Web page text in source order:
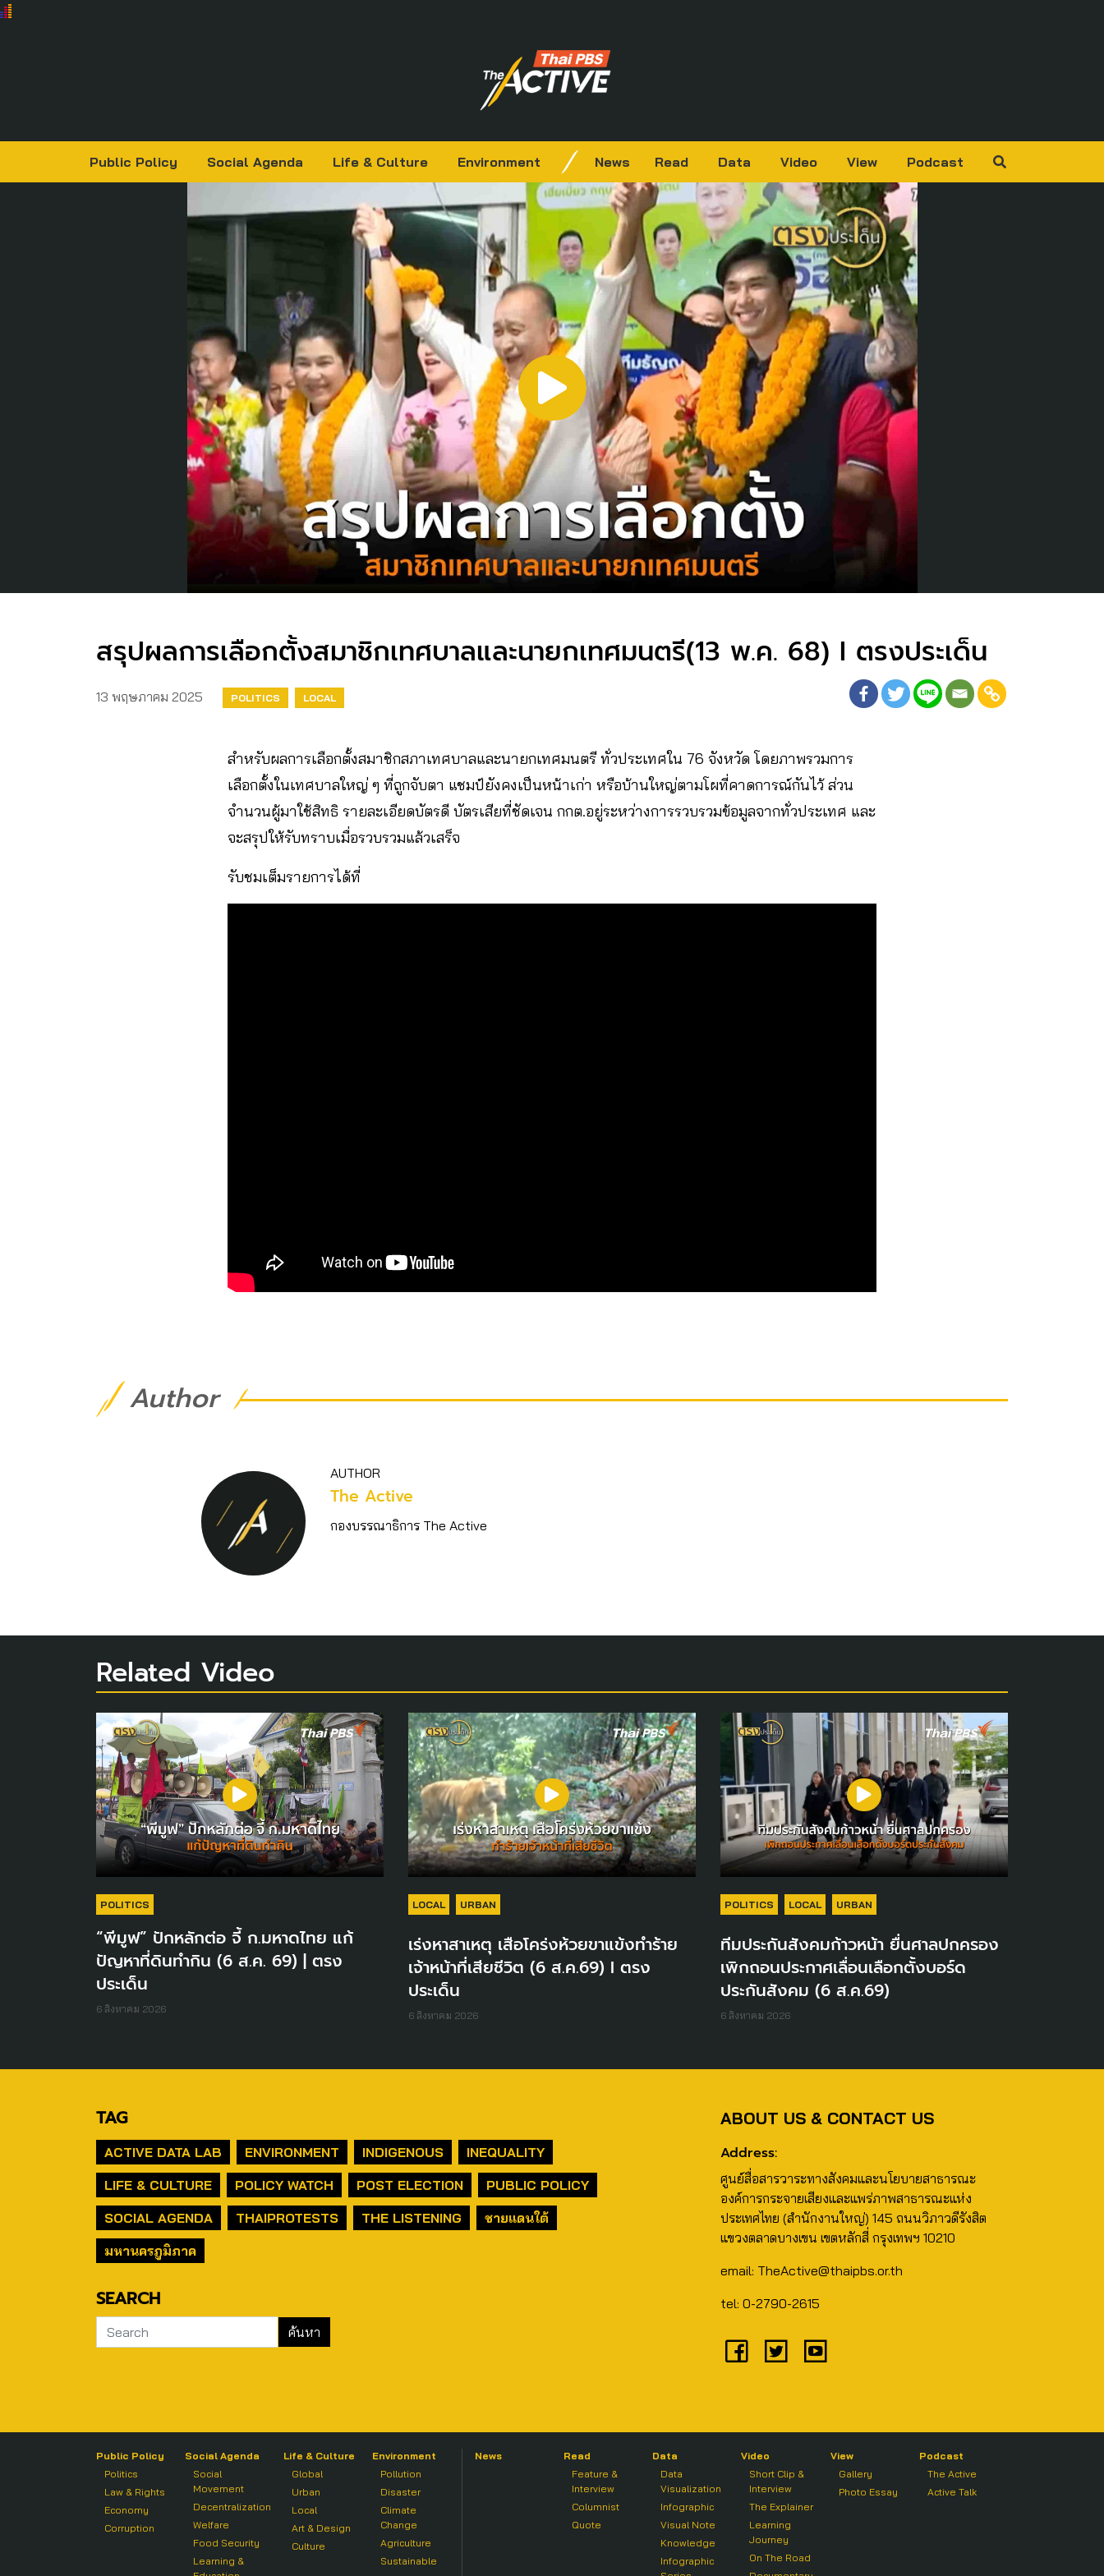
Public Policy Social Agenda Life & Culture Environment News Read Data Video View Podcast
สรุปผลการเลือกตั้งสมาชิกเทศบาลและนายกเทศมนตรี(13 พ.ค. 68) I ตรงประเด็น
13 พฤษภาคม 2025 POLITICS LOCAL
สำหรับผลการเลือกตั้งสมาชิกสภาเทศบาลและนายกเทศมนตรี ทั่วประเทศใน 76 จังหวัด โดยภาพรวมการ
เลือกตั้งในเทศบาลใหญ่ ๆ ที่ถูกจับตา แชมป์ยังคงเป็นหน้าเก่า หรือบ้านใหญ่ตามโผที่คาดการณ์กันไว้ ส่วน
จำนวนผู้มาใช้สิทธิ รายละเอียดบัตรดี บัตรเสียที่ชัดเจน กกต.อยู่ระหว่างการรวบรวมข้อมูลจากทั่วประเทศ และ
จะสรุปให้รับทราบเมื่อรวบรวมแล้วเสร็จ
รับชมเต็มรายการได้ที่
Author
AUTHOR
The Active
กองบรรณาธิการ The Active
Related Video
POLITICS
“พีมูฟ” ปักหลักต่อ จี้ ก.มหาดไทย แก้
ปัญหาที่ดินทำกิน (6 ส.ค. 69) | ตรง
ประเด็น
6 สิงหาคม 2026
LOCAL URBAN
เร่งหาสาเหตุ เสือโคร่งห้วยขาแข้งทำร้าย
เจ้าหน้าที่เสียชีวิต (6 ส.ค.69) I ตรง
ประเด็น
6 สิงหาคม 2026
POLITICS LOCAL URBAN
ทีมประกันสังคมก้าวหน้า ยื่นศาลปกครอง
เพิกถอนประกาศเลื่อนเลือกตั้งบอร์ด
ประกันสังคม (6 ส.ค.69)
6 สิงหาคม 2026
TAG
ACTIVE DATA LAB ENVIRONMENT INDIGENOUS
INEQUALITY
LIFE & CULTURE
POLICY WATCH POST ELECTION
PUBLIC POLICY
SOCIAL AGENDA
THAIPROTESTS THE LISTENING
ชายแดนใต้
มหานครภูมิภาค
SEARCH
ABOUT US & CONTACT US
Address:
ศูนย์สื่อสารวาระทางสังคมและนโยบายสาธารณะ
องค์การกระจายเสียงและแพร่ภาพสาธารณะแห่ง
ประเทศไทย (สำนักงานใหญ่) 145 ถนนวิภาวดีรังสิต
แขวงตลาดบางเขน เขตหลักสี่ กรุงเทพฯ 10210
email: TheActive@thaipbs.or.th
tel: 0-2790-2615
Public Policy
Politics
Law & Rights
Economy
Corruption
Social Agenda
Social
Movement
Decentralization
Welfare
Food Security
Learning &
Life & Culture
Global
Urban
Local
Art & Design
Culture
Environment
Pollution
Disaster
Climate
Change
Agriculture
Sustainable
News
Read
Feature &
Interview
Columnist
Quote
Data
Data
Visualization
Infographic
Visual Note
Knowledge
Infographic
Video
Short Clip &
Interview
The Explainer
Learning
Journey
On The Road
View
Gallery
Photo Essay
Podcast
The Active
Active Talk